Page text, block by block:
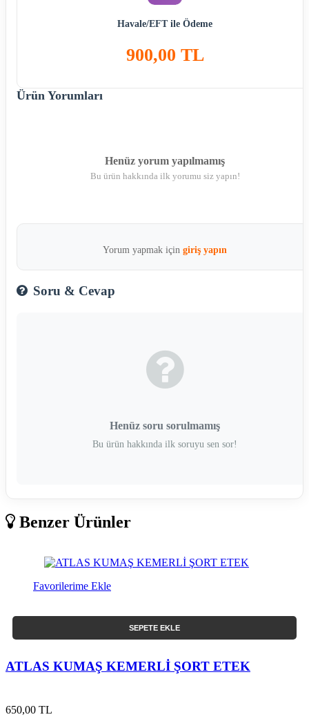
Havale/EFT ile Ödeme
900,00 TL
Ürün Yorumları
Henüz yorum yapılmamış
Bu ürün hakkında ilk yorumu siz yapın!
Yorum yapmak için giriş yapın
Soru & Cevap
Henüz soru sorulmamış
Bu ürün hakkında ilk soruyu sen sor!
Benzer Ürünler
Favorilerime Ekle
SEPETE EKLE
ATLAS KUMAŞ KEMERLİ ŞORT ETEK
650,00 TL